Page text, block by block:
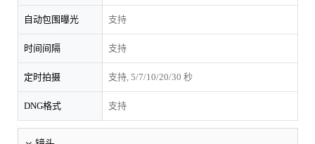
自动包围曝光 支持
时间间隔 支持
定时拍摄 支持, 5/7/10/20/30 秒
DNG格式 支持